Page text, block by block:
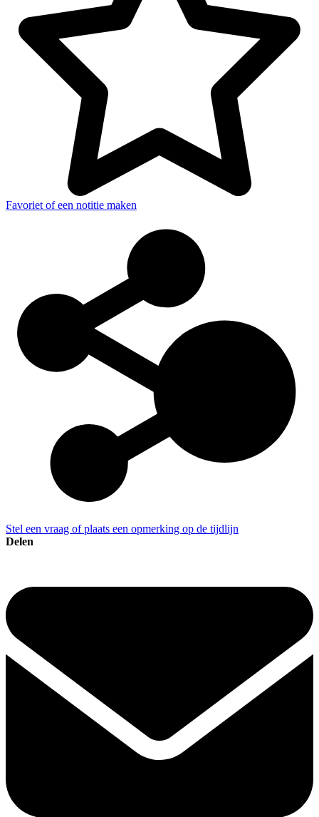
Favoriet of een notitie maken
Stel een vraag of plaats een opmerking op de tijdlijn
Delen